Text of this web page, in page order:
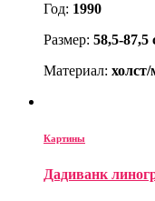
Год: 1990
Размер: 58,5-87,5
Материал:
Картины
Дадиванк